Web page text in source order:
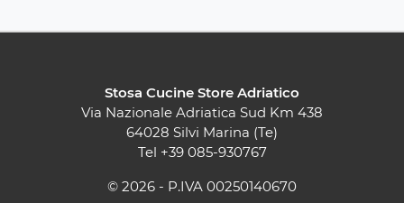
Stosa Cucine Store Adriatico
Via Nazionale Adriatica Sud Km 438
64028 Silvi Marina (Te)
Tel +39 085-930767
© 2026 - P.IVA 00250140670